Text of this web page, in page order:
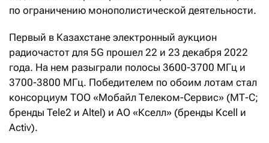
по ограничению монополистической деятельности.
Первый в Казахстане электронный аукцион
радиочастот для 5G прошел 22 и 23 декабря 2022
года. На нем разыграли полосы 3600-3700 МГц и
3700-3800 МГц. Победителем по обоим лотам стал
консорциум ТОО «Мобайл Телеком-Сервис» (МТ-С;
бренды Tele2 и Altel) и АО «Кселл» (бренды Kcell и
Activ).